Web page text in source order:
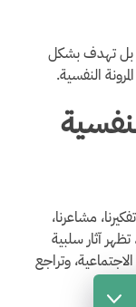
بل تهدف بشكل
النفسية.
مشاعرنا،
آثار سلبية
وتراجع